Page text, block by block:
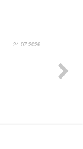
24.07.2026